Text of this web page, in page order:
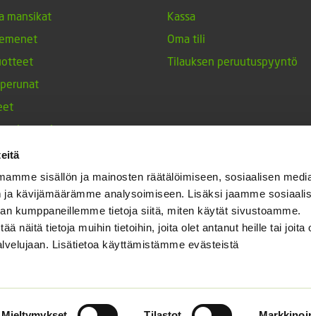
sisällön ja mainosten räätälöimiseen, sosiaalisen
kävijämäärämme analysoimiseen. Lisäksi jaamme
kumppaneillemme tietoja siitä, miten käytät sivustoamme.
näitä tietoja muihin tietoihin, joita olet antanut heille tai joita
Lisätietoa käyttämistämme evästeistä
mansikat
tulppaanit
siemenet
Kassa
Oma tili
Tilauksen peruutuspyyntö